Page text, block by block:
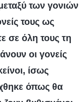
των γονιών
τους ως
σε όλη τους τη
οι γονείς
ίσως
όπως θα